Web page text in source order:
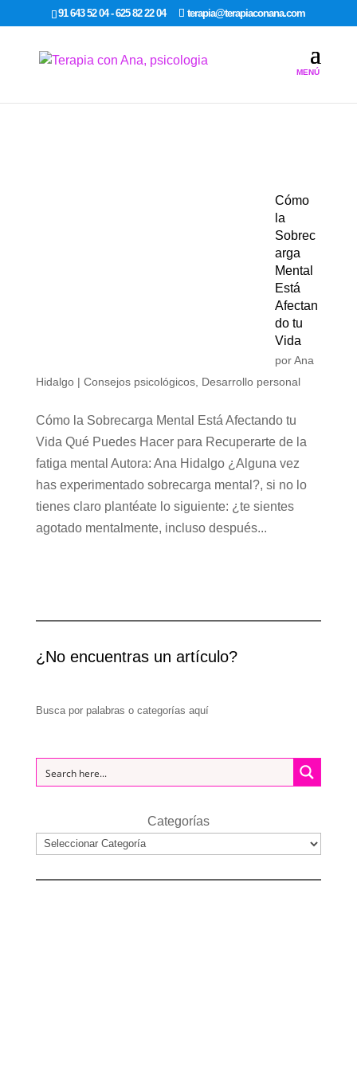
google-site-verification: google7dcda757e565a307.html
91 643 52 04 - 625 82 22 04 terapia@terapiaconana.com
Cómo
la
Sobrec
arga
Mental
Está
Afectan
do tu
Vida
porAna
Hidalgo| Consejos psicológicos, Desarrollo personal
Cómo la Sobrecarga Mental Está Afectando tu
Vida Qué Puedes Hacer para Recuperarte de la
fatiga mental Autora: Ana Hidalgo ¿Alguna vez
has experimentado sobrecarga mental?, si no lo
tienes claro plantéate lo siguiente: ¿te sientes
agotado mentalmente, incluso después...
¿No encuentras un artículo?
Busca por palabras o categorías aquí
Categorías